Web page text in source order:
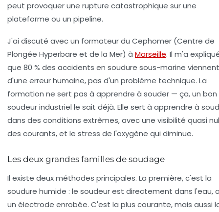
peut provoquer une rupture catastrophique sur une
plateforme ou un pipeline.
J'ai discuté avec un formateur du Cephomer (Centre de
Plongée Hyperbare et de la Mer) à Marseille. Il m'a
que 80 % des accidents en soudure sous-marine viennent
d'une erreur humaine, pas d'un problème technique. La
formation ne sert pas à apprendre à souder — ça, un bon
soudeur industriel le sait déjà. Elle sert à apprendre à
dans des conditions extrêmes, avec une visibilité quasi
des courants, et le stress de l'oxygène qui diminue.
Les deux grandes familles de soudage
Il existe deux méthodes principales. La première, c'est la
soudure humide : le soudeur est directement dans l'eau,
un électrode enrobée. C'est la plus courante, mais aussi